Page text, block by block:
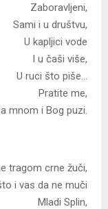
Zaboravljeni,
Sami i u društvu,
U kapljici vode
I u čaši više,
U ruci što piše…
Pratite me,
mnom i Bog puzi.
tragom crne žuči,
i vas da ne muči
Mladi Splin,